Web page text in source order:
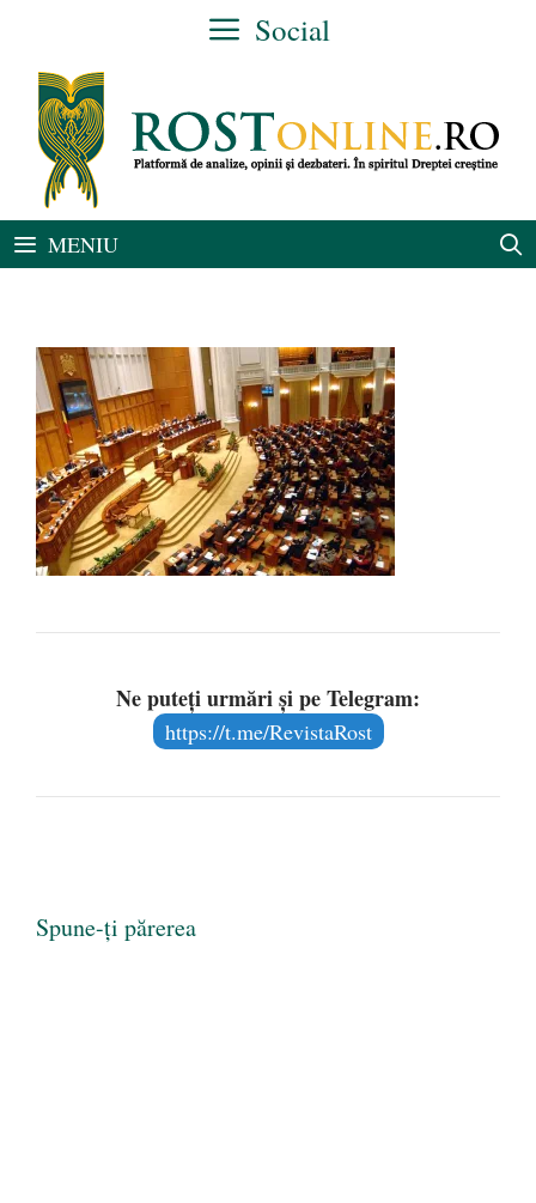
conținut
Social
MENIU
Ne puteți urmări și pe Telegram:
https://t.me/RevistaRost
Spune-ți părerea